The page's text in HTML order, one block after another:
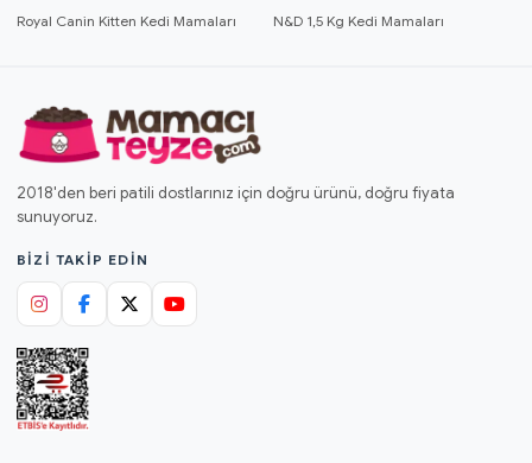
Royal Canin Kitten Kedi Mamaları
N&D 1,5 Kg Kedi Mamaları
2018'den beri patili dostlarınız için doğru ürünü, doğru fiyata
sunuyoruz.
BIZI TAKIP EDIN